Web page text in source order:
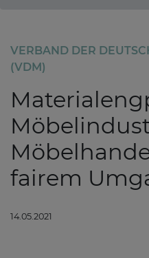
VERBAND DER
(VDM)
fairem
14.05.2021